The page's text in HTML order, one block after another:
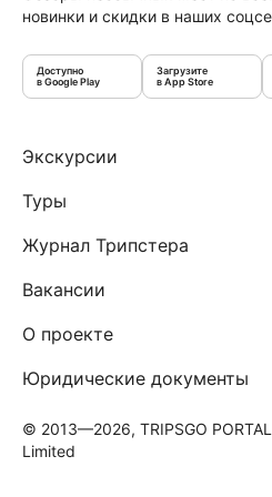
новинки и скидки в наших
Доступно
в Google Play
Загрузите
в App Store
Экскурсии
Туры
Журнал Трипстера
Вакансии
О проекте
Юридические документы
© 2013—2026, TRIPSGO
Limited